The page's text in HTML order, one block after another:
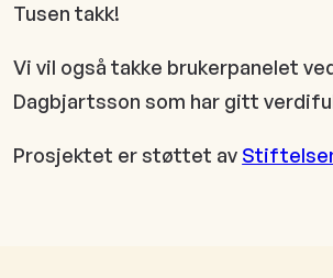
Tusen takk!
Vi vil også takke brukerpanelet
Dagbjartsson som har gitt
Prosjektet er støttet av